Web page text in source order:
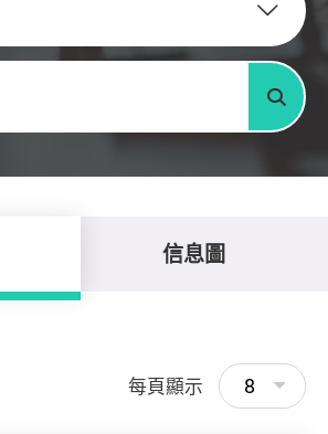
搜尋
信息圖
每頁顯示 8